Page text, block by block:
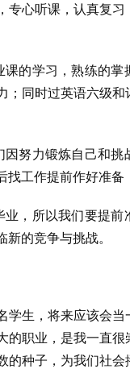
专心听课，认真复
的学习，熟练的掌
；同时过英语六级
努力锻炼自己和挑
找工作提前作好准备
业，所以我们要提前
的竞争与挑战。
学生，将来应该会
的职业，是我一直
的种子，为我们社